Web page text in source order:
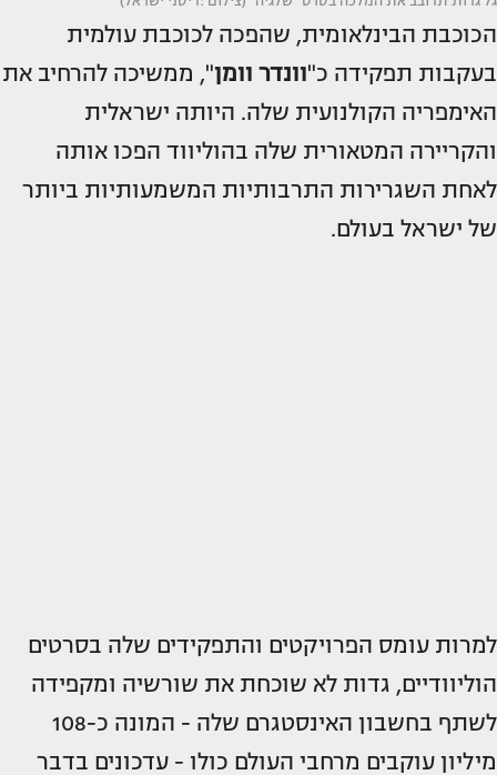
הכוכבת הבינלאומית, שהפכה לכוכבת עולמית
בעקבות תפקידה כ"וונדר וומן", ממשיכה להרחיב את
האימפריה הקולנועית שלה. היותה ישראלית
והקריירה המטאורית שלה בהוליווד הפכו אותה
לאחת השגרירות התרבותיות המשמעותיות ביותר
של ישראל בעולם.
למרות עומס הפרויקטים והתפקידים שלה בסרטים
הוליוודיים, גדות לא שוכחת את שורשיה ומקפידה
לשתף בחשבון האינסטגרם שלה - המונה כ-108
מיליון עוקבים מרחבי העולם כולו - עדכונים בדבר